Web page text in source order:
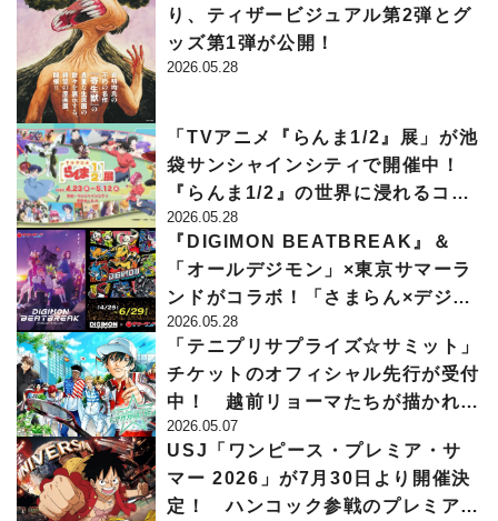
り、ティザービジュアル第2弾とグ
ッズ第1弾が公開！
2026.05.28
「TVアニメ『らんま1/2』展」が池
袋サンシャインシティで開催中！
『らんま1/2』の世界に浸れるコン
テンツが盛りだくさん!!
2026.05.28
『DIGIMON BEATBREAK』＆
「オールデジモン」×東京サマーラ
ンドがコラボ！「さまらん×デジモ
ン2026プレサマー」が開催中
2026.05.28
「テニプリサプライズ☆サミット」
チケットのオフィシャル先行が受付
中！ 越前リョーマたちが描かれた
許斐 剛描き下ろしのキービジュア
ルも公開
2026.05.07
USJ「ワンピース・プレミア・サ
マー 2026」が7月30日より開催決
定！ ハンコック参戦のプレミアシ